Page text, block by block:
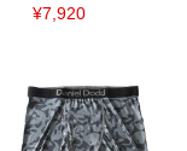
¥7,920